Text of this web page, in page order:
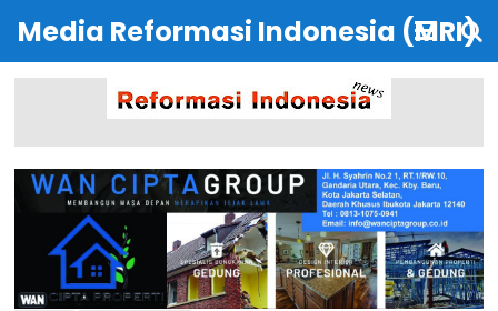
Media Reformasi Indonesia (MRI)